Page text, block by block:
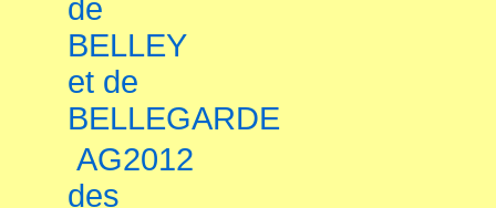
de
BELLEY
et de
BELLEGARDE
AG2012
des